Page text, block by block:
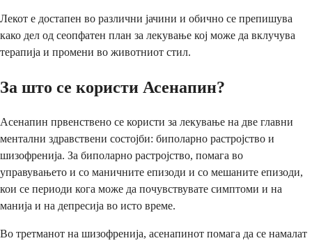
Лекот е достапен во различни јачини и обично се препишува
како дел од сеопфатен план за лекување кој може да вклучува
терапија и промени во животниот стил.
За што се користи Асенапин?
Асенапин првенствено се користи за лекување на две главни
ментални здравствени состојби: биполарно растројство и
шизофренија. За биполарно растројство, помага во
управувањето и со маничните епизоди и со мешаните епизоди,
кои се периоди кога може да почувствувате симптоми и на
манија и на депресија во исто време.
Во третманот на шизофренија, асенапинот помага да се намалат